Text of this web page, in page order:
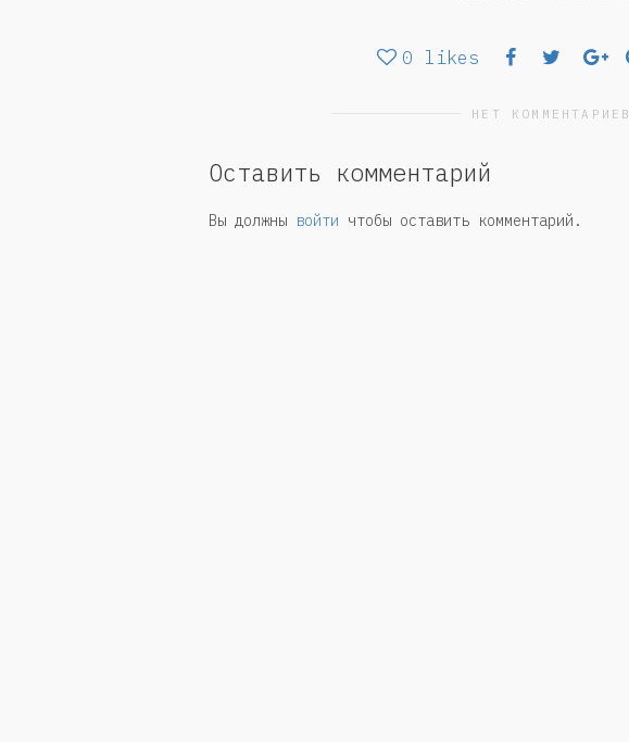
0 likes
НЕТ КОММЕНТАРИЕВ
Оставить комментарий
Вы должны войти чтобы оставить комментарий.